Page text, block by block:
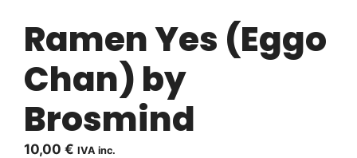
Ramen Yes (Eggo
Chan) by
Brosmind
10,00 € IVA inc.